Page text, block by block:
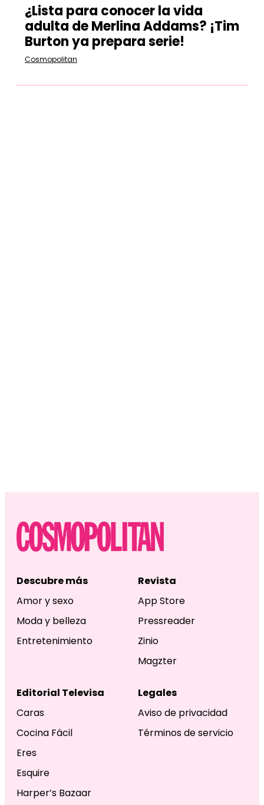
¿Lista para conocer la vida
adulta de Merlina Addams? ¡Tim
Burton ya prepara serie!
Cosmopolitan
Descubre más
Amor y sexo
Moda y belleza
Entretenimiento
Revista
App Store
Pressreader
Zinio
Magzter
Editorial Televisa
Caras
Cocina Fácil
Eres
Esquire
Harper’s Bazaar
Legales
Aviso de privacidad
Términos de servicio